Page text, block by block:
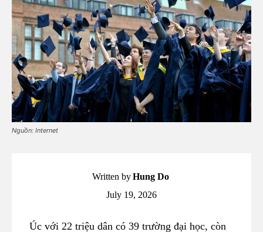
Nguồn: Internet
Written byHung Do
July 19, 2026
Úc với 22 triệu dân có 39 trường đại học, còn